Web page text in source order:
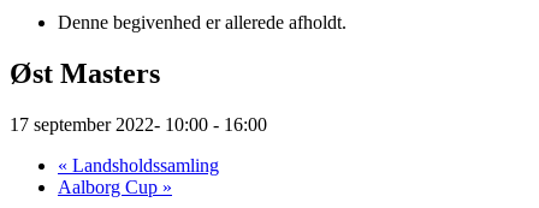
Denne begivenhed er allerede afholdt.
Øst Masters
17 september 2022- 10:00 - 16:00
« Landsholdssamling
Aalborg Cup »